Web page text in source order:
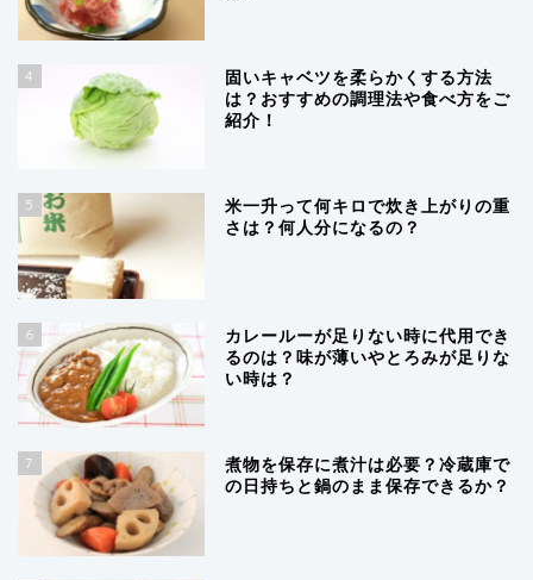
4
固いキャベツを柔らかくする方法
は？おすすめの調理法や食べ方をご
紹介！
5
米一升って何キロで炊き上がりの重
さは？何人分になるの？
6
カレールーが足りない時に代用でき
るのは？味が薄いやとろみが足りな
い時は？
7
煮物を保存に煮汁は必要？冷蔵庫で
の日持ちと鍋のまま保存できるか？